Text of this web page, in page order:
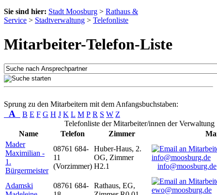
Sie sind hier: Stadt Moosburg > Rathaus &
Service > Stadtverwaltung > Telefonliste
Mitarbeiter-Telefon-Liste
Sprung zu den Mitarbeitern mit dem Anfangsbuchstaben:
A B E F G H J K L M P R S W Z
Telefonliste der Mitarbeiter/innen der Verwaltung
Name
Telefon Zimmer
Mader
Maximilian -
1.
Bürgermeister
08761 684-
11
(Vorzimmer)
Huber-Haus, 2.
OG, Zimmer
H2.1
info@moosburg.de
Adamski
08761 684-
Rathaus, EG,